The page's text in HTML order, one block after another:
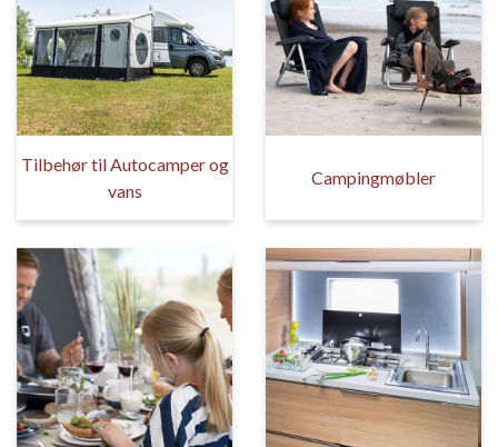
Tilbehør til Autocamper og
vans
Campingmøbler